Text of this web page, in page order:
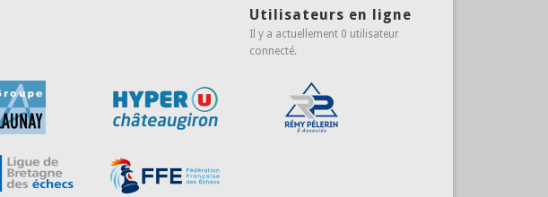
Utilisateurs en ligne
Il y a actuellement 0 utilisateur
connecté.